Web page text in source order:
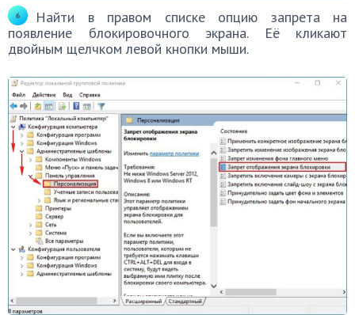
Найти в правом списке опцию запрета на
появление блокировочного экрана. Её кликают
двойным щелчком левой кнопки мыши.